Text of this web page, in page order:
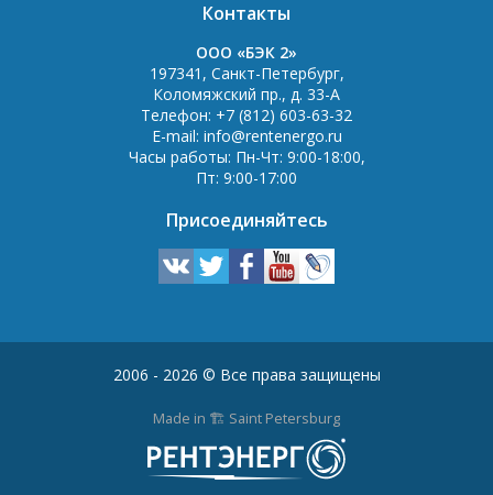
Контакты
OOO «БЭК 2»
197341 , Санкт-Петербург,
Коломяжский пр., д. 33-А
Телефон: +7 (812) 603-63-32
E-mail: info@rentenergo.ru
Часы работы: Пн-Чт: 9:00-18:00,
Пт: 9:00-17:00
Присоединяйтесь
2006 - 2026 © Все права защищены
Made in 🏗️ Saint Petersburg